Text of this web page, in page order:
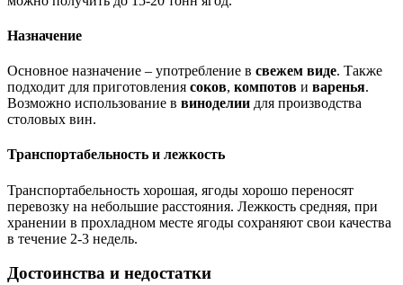
Назначение
Основное назначение – употребление в свежем виде. Также
подходит для приготовления соков, компотов и варенья.
Возможно использование в виноделии для производства
столовых вин.
Транспортабельность и лежкость
Транспортабельность хорошая, ягоды хорошо переносят
перевозку на небольшие расстояния. Лежкость средняя, при
хранении в прохладном месте ягоды сохраняют свои качества
в течение 2-3 недель.
Достоинства и недостатки